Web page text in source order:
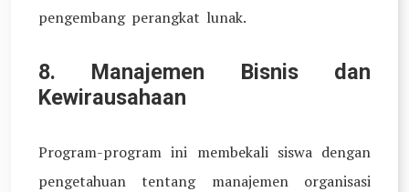
pengembang perangkat lunak.
8. Manajemen Bisnis dan
Kewirausahaan
Program-program ini membekali siswa dengan
pengetahuan tentang manajemen organisasi